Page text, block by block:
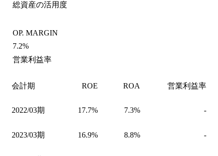
総資産の活用度
OP. MARGIN
7.2%
営業利益率
会計期 ROE ROA 営業利益率
2022/03期 17.7% 7.3% -
2023/03期 16.9% 8.8% -